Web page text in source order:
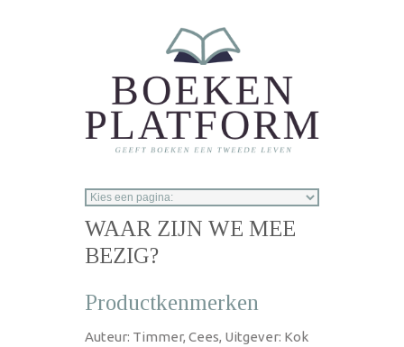
WAAR ZIJN WE MEE
BEZIG?
Productkenmerken
Auteur: Timmer, Cees, Uitgever: Kok